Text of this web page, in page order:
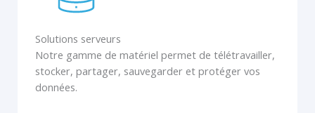
Solutions serveurs
Notre gamme de matériel permet de télétravailler,
stocker, partager, sauvegarder et protéger vos
données.